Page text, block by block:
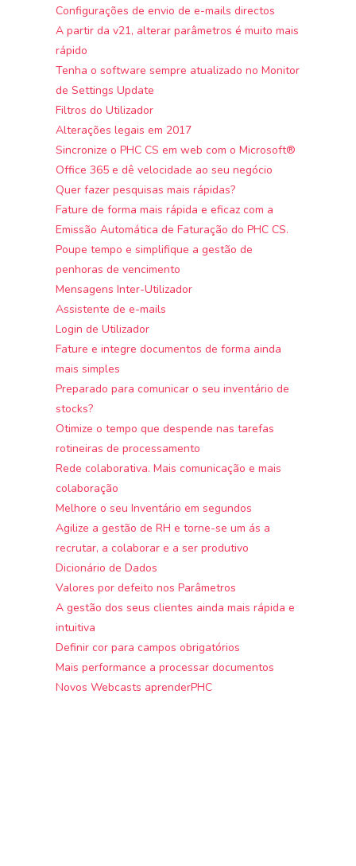
Configurações de envio de e-mails directos
A partir da v21, alterar parâmetros é muito mais
rápido
Tenha o software sempre atualizado no Monitor
de Settings Update
Filtros do Utilizador
Alterações legais em 2017
Sincronize o PHC CS em web com o Microsoft®
Office 365 e dê velocidade ao seu negócio
Quer fazer pesquisas mais rápidas?
Fature de forma mais rápida e eficaz com a
Emissão Automática de Faturação do PHC CS.
Poupe tempo e simplifique a gestão de
penhoras de vencimento
Mensagens Inter-Utilizador
Assistente de e-mails
Login de Utilizador
Fature e integre documentos de forma ainda
mais simples
Preparado para comunicar o seu inventário de
stocks?
Otimize o tempo que despende nas tarefas
rotineiras de processamento
Rede colaborativa. Mais comunicação e mais
colaboração
Melhore o seu Inventário em segundos
Agilize a gestão de RH e torne-se um ás a
recrutar, a colaborar e a ser produtivo
Dicionário de Dados
Valores por defeito nos Parâmetros
A gestão dos seus clientes ainda mais rápida e
intuitiva
Definir cor para campos obrigatórios
Mais performance a processar documentos
Novos Webcasts aprenderPHC